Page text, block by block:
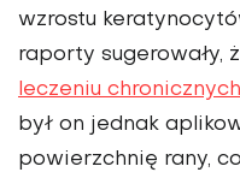
wzrostu
raporty sugerowały,
leczeniu
był on jednak
powierzchnię rany,